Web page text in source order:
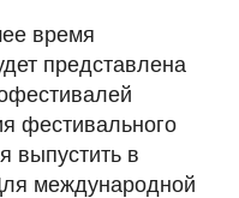
время
представлена
фестивального
выпустить в
международной